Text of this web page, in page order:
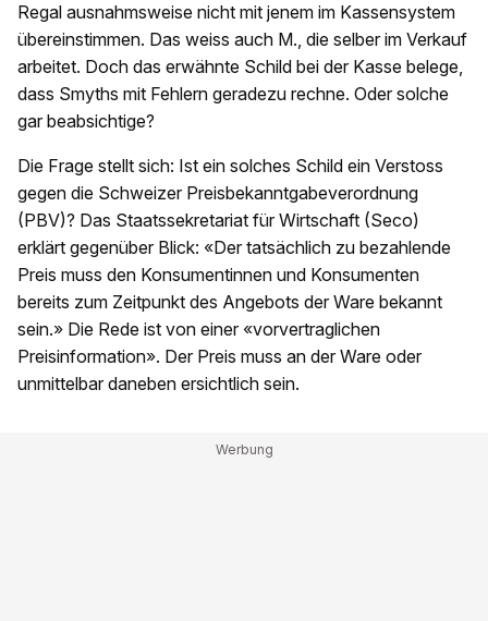
Regal ausnahmsweise nicht mit jenem im Kassensystem
übereinstimmen. Das weiss auch M., die selber im Verkauf
arbeitet. Doch das erwähnte Schild bei der Kasse belege,
dass Smyths mit Fehlern geradezu rechne. Oder solche
gar beabsichtige?
Die Frage stellt sich: Ist ein solches Schild ein Verstoss
gegen die Schweizer Preisbekanntgabeverordnung
(PBV)? Das Staatssekretariat für Wirtschaft (Seco)
erklärt gegenüber Blick: «Der tatsächlich zu bezahlende
Preis muss den Konsumentinnen und Konsumenten
bereits zum Zeitpunkt des Angebots der Ware bekannt
sein.» Die Rede ist von einer «vorvertraglichen
Preisinformation». Der Preis muss an der Ware oder
unmittelbar daneben ersichtlich sein.